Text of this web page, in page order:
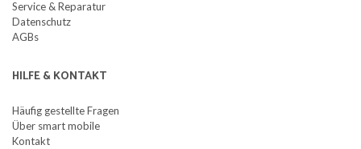
Service & Reparatur
Datenschutz
AGBs
HILFE & KONTAKT
Häufig gestellte Fragen
Über smart mobile
Kontakt